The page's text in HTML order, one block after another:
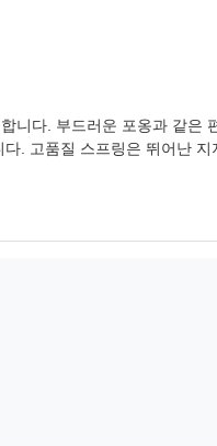
니다. 부드러운 포옹과 같은
. 고품질 스프링은 뛰어난